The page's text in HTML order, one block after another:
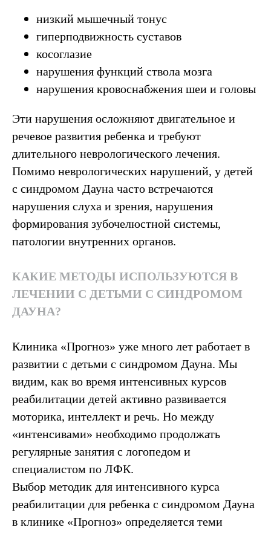
низкий мышечный тонус
гиперподвижность суставов
косоглазие
нарушения функций ствола мозга
нарушения кровоснабжения шеи и головы
Эти нарушения осложняют двигательное и
речевое развития ребенка и требуют
длительного неврологического лечения.
Помимо неврологических нарушений, у детей
с синдромом Дауна часто встречаются
нарушения слуха и зрения, нарушения
формирования зубочелюстной системы,
патологии внутренних органов.
КАКИЕ МЕТОДЫ ИСПОЛЬЗУЮТСЯ В
ЛЕЧЕНИИ С ДЕТЬМИ С СИНДРОМОМ
ДАУНА?
Клиника «Прогноз» уже много лет работает в
развитии с детьми с синдромом Дауна. Мы
видим, как во время интенсивных курсов
реабилитации детей активно развивается
моторика, интеллект и речь. Но между
«интенсивами» необходимо продолжать
регулярные занятия с логопедом и
специалистом по ЛФК.
Выбор методик для интенсивного курса
реабилитации для ребенка с синдромом Дауна
в клинике «Прогноз» определяется теми